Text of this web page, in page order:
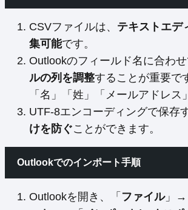
CSVファイルは、 テキストエデ
集可能です。
Outlookのフィールド名に合わせ
ルの列を調整することが重要で
「名」「姓」「メールアドレス
UTF-8エンコーディングで保存
けを防ぐことができます。
Outlookでのインポート手順
Outlookを開き、「 ファイル」→